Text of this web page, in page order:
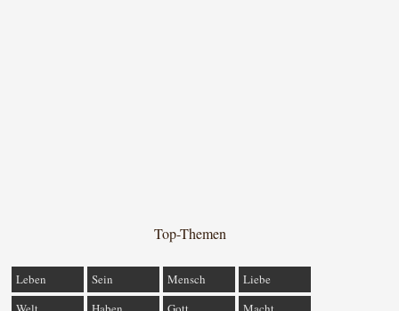
Top-Themen
Leben Sein Mensch
Liebe